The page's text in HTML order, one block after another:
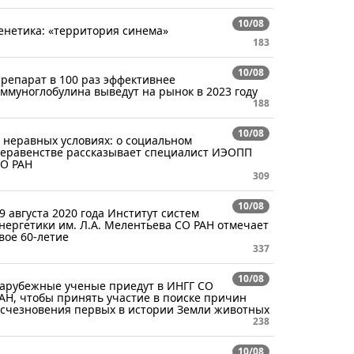
10/08
«территория синема»
183
10/08
в 100 раз эффективнее
выведут на рынок в 2023 году
188
10/08
неравных условиях: о социальном
рассказывает специалист ИЭОПП
РАН
309
10/08
августа 2020 года Институт систем
им. Л.А. Мелентьева СО РАН отмечает
60-летие
337
10/08
ученые приедут в ИНГГ СО
чтобы принять участие в поиске причин
первых в истории Земли животных
238
10/08